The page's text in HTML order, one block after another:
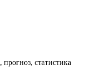
статистика